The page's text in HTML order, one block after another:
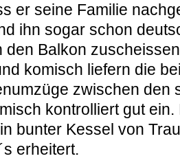
er seine Familie
ihn sogar schon
den Balkon
komisch liefern die
zwischen den
kontrolliert gut ein.
bunter Kessel von
erheitert.